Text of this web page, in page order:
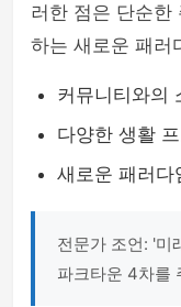
러한 점은 단순한
하는 새로운 패러
커뮤니티와의
다양한 생활
새로운 패러다
전문가 조언: '미
파크타운 4차를